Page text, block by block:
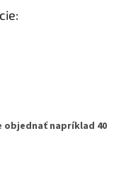
objednať napríklad 40